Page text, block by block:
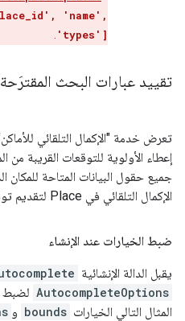
'name',
'types']
.
تقييد عبارات البحث
تعرض خدمة "الإكمال التلقائي
إعطاء الأولوية للتوقعات القريبة
جميع حقول البيانات المتاحة
الإكمال التلقائي في Place لتقديم توقّعات أكثر صلة بحالة الاستخدام.
ضبط الخيارات عند الإنشاء
يقبل الدالة الإنشائية
AutocompleteOptions لضبط
المثال التالي الخيارات bounds و